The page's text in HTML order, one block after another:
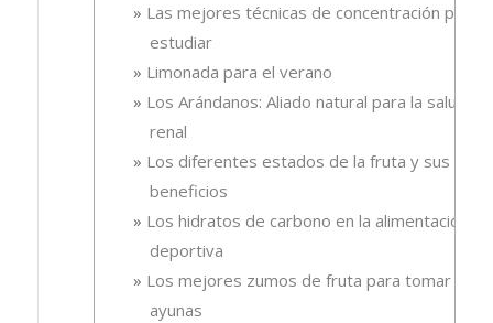
Las mejores técnicas de concentración para
estudiar
Limonada para el verano
Los Arándanos: Aliado natural para la salud
renal
Los diferentes estados de la fruta y sus
beneficios
Los hidratos de carbono en la alimentación
deportiva
Los mejores zumos de fruta para tomar en
ayunas